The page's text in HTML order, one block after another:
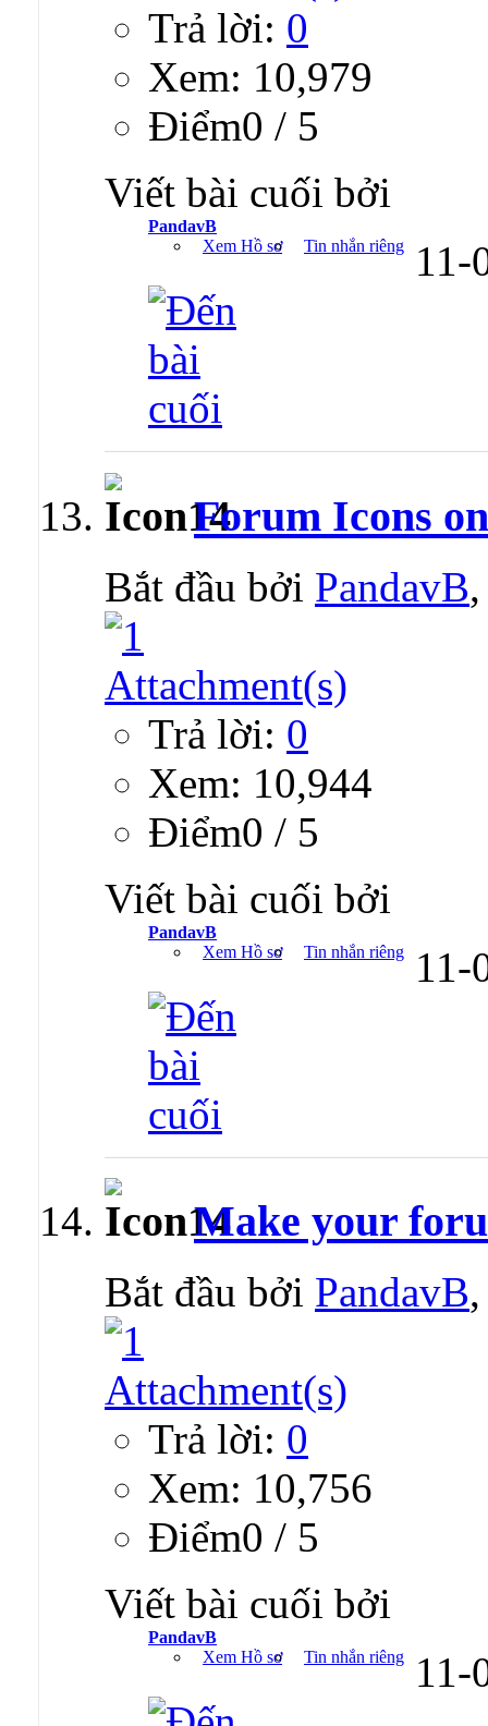
Trả lời: 0
Xem: 10,979
Ðiểm0 / 5
Viết bài cuối bởi
PandavB
Xem Hồ sơ
Tin nhắn riêng 11-
Forum Icons
Bắt đầu bởi PandavB
Trả lời: 0
Xem: 10,944
Ðiểm0 / 5
Viết bài cuối bởi
PandavB
Xem Hồ sơ
Tin nhắn riêng 11-
Make your
Bắt đầu bởi PandavB
Trả lời: 0
Xem: 10,756
Ðiểm0 / 5
Viết bài cuối bởi
PandavB
Xem Hồ sơ
Tin nhắn riêng 11-